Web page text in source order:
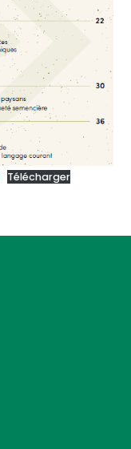
Télécharger